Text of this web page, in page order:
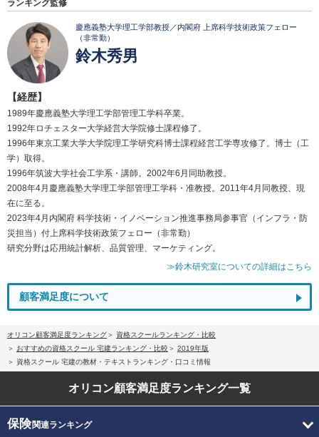
ランキング監修
慶應義塾大学理工学部教授／内閣府 上席科学技術政策フェロー
（非常勤）
鈴木秀男
【経歴】
1989年慶應義塾大学理工学部管理工学科卒業。
1992年ロチェスター大学経営大学院修士課程修了。
1996年東京工業大学大学院理工学研究科博士課程経営工学専攻修了。博士（工
学）取得。
1996年筑波大学社会工学系・講師。2002年6月同助教授。
2008年4月慶應義塾大学理工学部管理工学科・准教授。2011年4月同教授、現
在に至る。
2023年4月内閣府 科学技術・イノベーション推進事務局参事官（インフラ・防
災担当）付上席科学技術政策フェロー（非常勤）
研究分野は応用統計解析、品質管理、マーケティング。
≫鈴木研究室についての詳細はこちら
顧客満足度について
オリコン顧客満足度ランキング
資格スクールランキング・比較
おすすめの資格スクール 宅建ランキング・比較
2019年版
資格スクール 宅建の教材・テキストランキング・口コミ情報
オリコン顧客満足度ランキング一覧
保険関連ランキング